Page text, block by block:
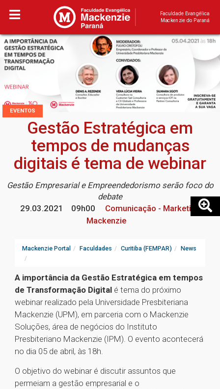
Faculdade Evangélica
Mackenzie do Paraná
EVENTOS
Gestão Estratégica em
tempos de mudanças
digitais é tema de webinar
Gestão Empresarial e Empreendedorismo serão foco do
debate
29.03.2021
09h00
Comunicação - Marketing
Mackenzie
Mackenzie Portal Faculdades Curitiba (FEMPAR) News
A importância da Gestão Estratégica em tempos
de Transformação Digital é tema do próximo
webinar realizado pela Universidade Presbiteriana
Mackenzie (UPM), em parceria com o Mackenzie
Soluções, área de negócios do Instituto
Presbiteriano Mackenzie (IPM). O evento acontecerá
no dia 05 de abril, às 18h.
O objetivo do webinar é discutir assuntos que
permeiam a gestão empresarial e o